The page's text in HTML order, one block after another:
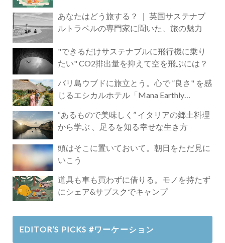
あなたはどう旅する？ ｜ 英国サステナブ
ルトラベルの専門家に聞いた、旅の魅力
"できるだけサステナブルに飛行機に乗り
たい" CO2排出量を抑えて空を飛ぶには？
バリ島ウブドに旅立とう。心で ”良さ" を感
じるエシカルホテル「Mana Earthly
“あるもので美味しく” イタリアの郷土料理
から学ぶ 、足るを知る幸せな生き方
頭はそこに置いておいて。朝日をただ見に
いこう
道具も車も買わずに借りる。モノを持たず
にシェア&サブスクでキャンプ
EDITOR’S PICKS #ワーケーション